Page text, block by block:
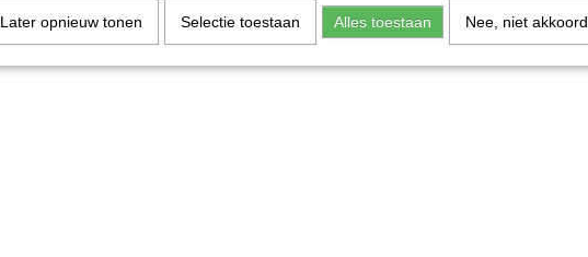
Later opnieuw tonen Selectie toestaan Alles toestaan Nee, niet akkoord